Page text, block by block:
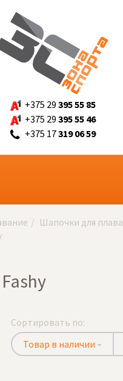
+375 29 395 55 85
+375 29 395 55 46
+375 17319 06 59
Шапочки для
Сортировать по:
Товар в наличии